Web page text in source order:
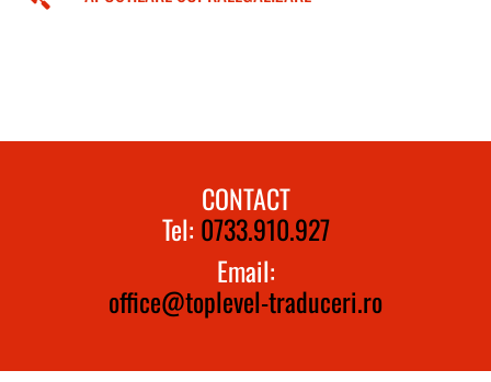
CONTACT
Tel: 0733.910.927
Email:
office@toplevel-traduceri.ro